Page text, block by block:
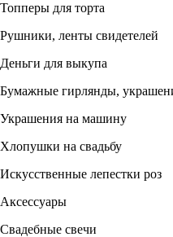
Топперы для торта
Рушники, ленты свидетелей
Деньги для выкупа
Бумажные гирлянды,
Украшения на машину
Хлопушки на свадьбу
Искусственные лепестки роз
Аксессуары
Свадебные свечи